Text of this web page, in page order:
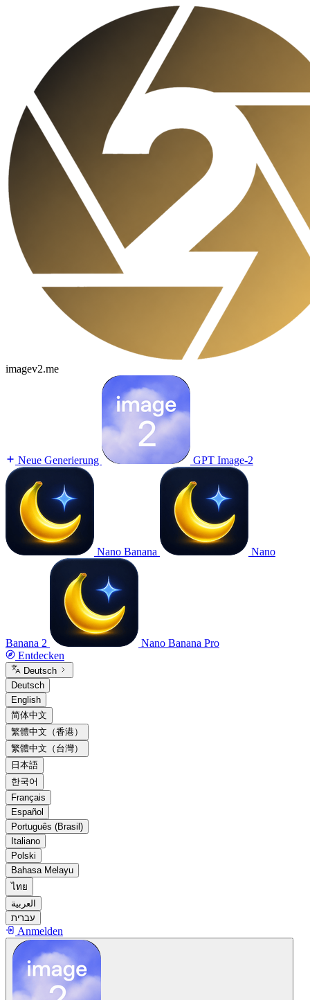
imagev2.me
Neue Generierung GPT Image-2
Nano Banana Nano
Banana 2
Nano Banana Pro
Entdecken
Deutsch
Deutsch
English
简体中文
繁體中文（香港）
繁體中文（台灣）
日本語
한국어
Français
Español
Português (Brasil)
Italiano
Polski
Bahasa Melayu
ไทย
العربية
עברית
Anmelden